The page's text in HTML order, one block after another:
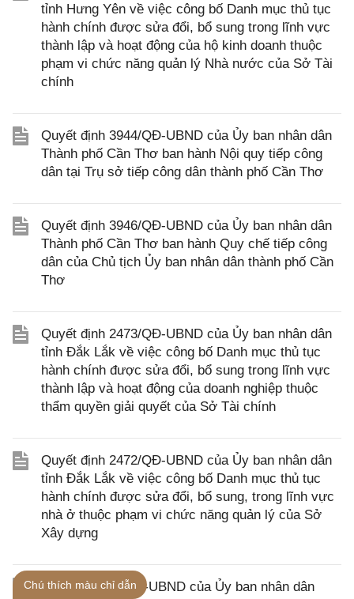
tỉnh Hưng Yên về việc công bố Danh mục thủ tục
hành chính được sửa đổi, bổ sung trong lĩnh vực
thành lập và hoạt động của hộ kinh doanh thuộc
phạm vi chức năng quản lý Nhà nước của Sở Tài
chính
Quyết định 3944/QĐ-UBND của Ủy ban nhân dân
Thành phố Cần Thơ ban hành Nội quy tiếp công
dân tại Trụ sở tiếp công dân thành phố Cần Thơ
Quyết định 3946/QĐ-UBND của Ủy ban nhân dân
Thành phố Cần Thơ ban hành Quy chế tiếp công
dân của Chủ tịch Ủy ban nhân dân thành phố Cần
Thơ
Quyết định 2473/QĐ-UBND của Ủy ban nhân dân
tỉnh Đắk Lắk về việc công bố Danh mục thủ tục
hành chính được sửa đổi, bổ sung trong lĩnh vực
thành lập và hoạt động của doanh nghiệp thuộc
thẩm quyền giải quyết của Sở Tài chính
Quyết định 2472/QĐ-UBND của Ủy ban nhân dân
tỉnh Đắk Lắk về việc công bố Danh mục thủ tục
hành chính được sửa đổi, bổ sung, trong lĩnh vực
nhà ở thuộc phạm vi chức năng quản lý của Sở
Xây dựng
Kế hoạch 377/KH-UBND của Ủy ban nhân dân
Chú thích màu chỉ dẫn